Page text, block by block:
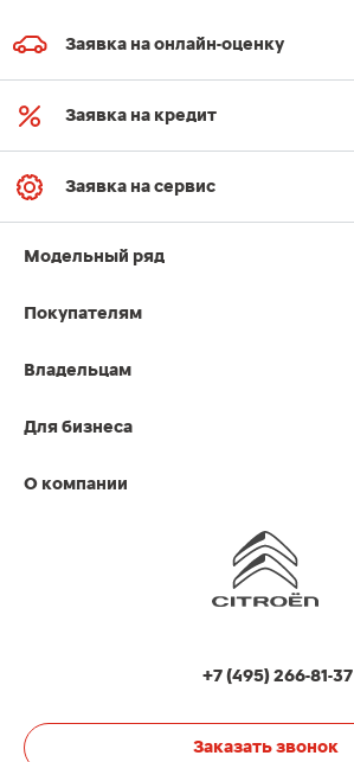
Заявка на онлайн-оценку
Заявка на кредит
Заявка на сервис
Модельный ряд
Покупателям
Владельцам
Для бизнеса
О компании
+7 (495) 266-81-37
Заказать звонок